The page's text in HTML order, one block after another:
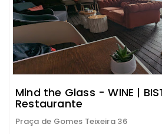
Mind the Glass - WINE |
Restaurante
Praça de Gomes Teixeira 36